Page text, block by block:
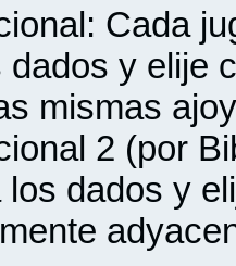
Cada
y elije
mismas
2 (por
los dados y